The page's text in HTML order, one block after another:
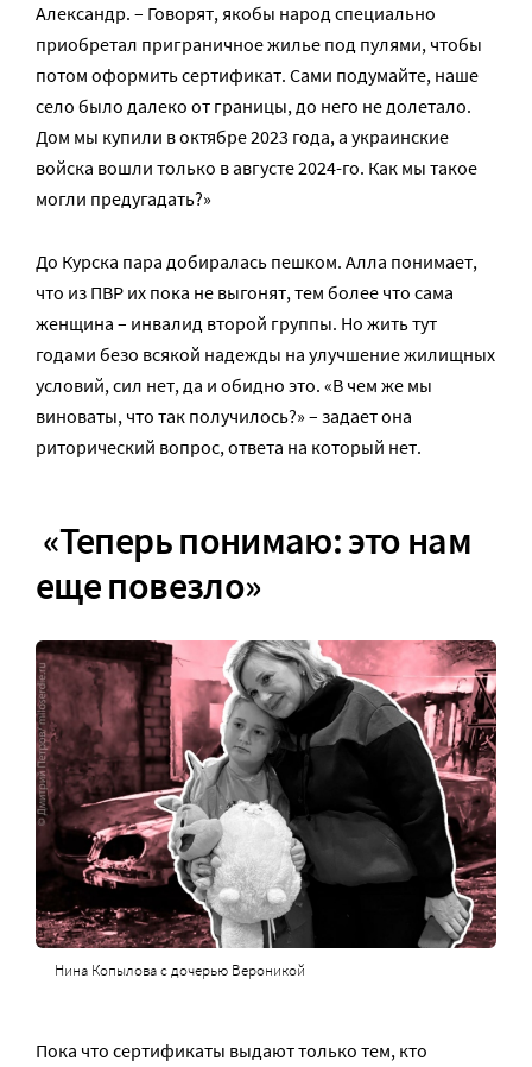
Александр. – Говорят, якобы народ специально
приобретал приграничное жилье под пулями, чтобы
потом оформить сертификат. Сами подумайте, наше
село было далеко от границы, до него не долетало.
Дом мы купили в октябре 2023 года, а украинские
войска вошли только в августе 2024-го. Как мы такое
могли предугадать?»
До Курска пара добиралась пешком. Алла понимает,
что из ПВР их пока не выгонят, тем более что сама
женщина – инвалид второй группы. Но жить тут
годами безо всякой надежды на улучшение жилищных
условий, сил нет, да и обидно это. «В чем же мы
виноваты, что так получилось?» – задает она
риторический вопрос, ответа на который нет.
«Теперь понимаю: это нам
еще повезло»
Нина Копылова с дочерью Вероникой
Пока что сертификаты выдают только тем, кто